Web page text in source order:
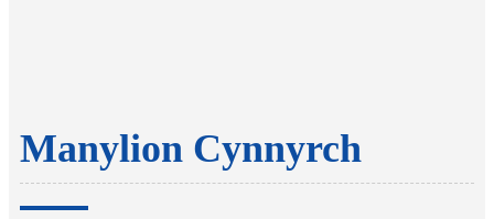
Manylion Cynnyrch